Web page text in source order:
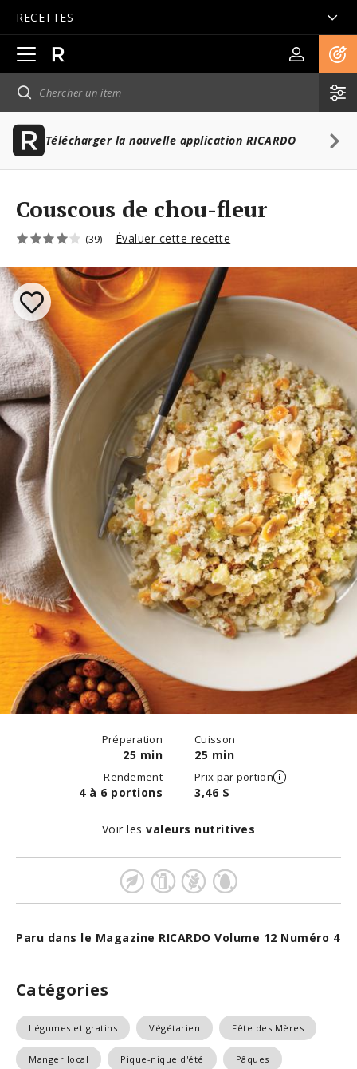
RECETTES
Ouvrir
la
navigation
principale
Télécharger la nouvelle application RICARDO
Couscous de chou-fleur
(39) Évaluer cette recette
Préparation
25 min
Cuisson
25 min
Rendement
4 à 6 portions
Prix par portion
3,46 $
Paru dans le Magazine RICARDO Volume 12 Numéro 4
Voir les valeurs nutritives
Catégories
Légumes et gratins Végétarien Fête des Mères
Manger local Pique-nique d'été Pâques